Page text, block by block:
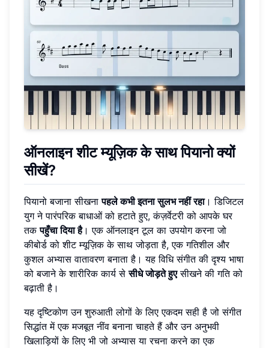
ऑनलाइन शीट म्यूज़िक के साथ पियानो क्यों
सीखें?
पियानो बजाना सीखनापहले कभी इतना सुलभ नहीं रहा। डिजिटल
युग ने पारंपरिक बाधाओं को हटाते हुए, कंज़र्वेटरी को आपके घर
तकपहुँचा दिया है। एक ऑनलाइन टूल का उपयोग करना जो
कीबोर्ड को शीट म्यूज़िक के साथ जोड़ता है, एक गतिशील और
कुशल अभ्यास वातावरण बनाता है। यह विधि संगीत की दृश्य भाषा
को बजाने के शारीरिक कार्य सेसीधे जोड़ते हुएसीखने की गति को
बढ़ाती है।
यह दृष्टिकोण उन शुरुआती लोगों के लिए एकदम सही है जो संगीत
सिद्धांत में एक मजबूत नींव बनाना चाहते हैं और उन अनुभवी
खिलाड़ियों के लिए भी जो अभ्यास या रचना करने का एक